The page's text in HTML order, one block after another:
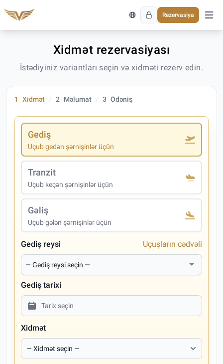
Rezervasiya
Əsas
Xidmət rezervasiyası
İstədiyiniz variantları seçin və xidməti rezerv edin.
1 Xidmət 2 Məlumat 3 Ödəniş
Gediş
Uçub gedən şərnişinlər üçün
Tranzit
Uçub keçən şərnişinlər üçün
Gəliş
Uçub gələn şərnişinlər üçün
Gediş reysi Uçuşların cədvəli
Gediş tarixi
Xidmət